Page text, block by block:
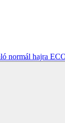
normál hajra